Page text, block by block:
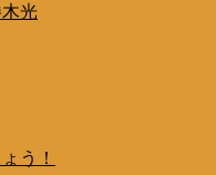
光
う！